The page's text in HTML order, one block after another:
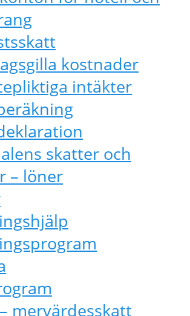
kostnader
intäkter
skatter och
– löner
mervärdesskatt